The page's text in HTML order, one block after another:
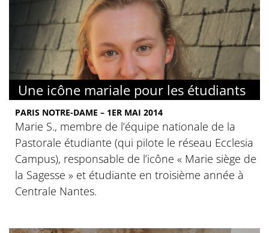
Une icône mariale pour les étudiants
PARIS NOTRE-DAME – 1ER MAI 2014
Marie S., membre de l’équipe nationale de la
Pastorale étudiante (qui pilote le réseau Ecclesia
Campus), responsable de l’icône « Marie siège de
la Sagesse » et étudiante en troisième année à
Centrale Nantes.